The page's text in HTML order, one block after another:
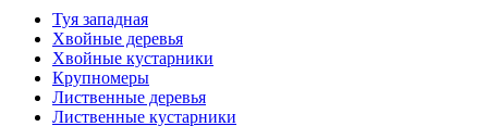
Туя западная
Хвойные деревья
Хвойные кустарники
Крупномеры
Лиственные деревья
Лиственные кустарники